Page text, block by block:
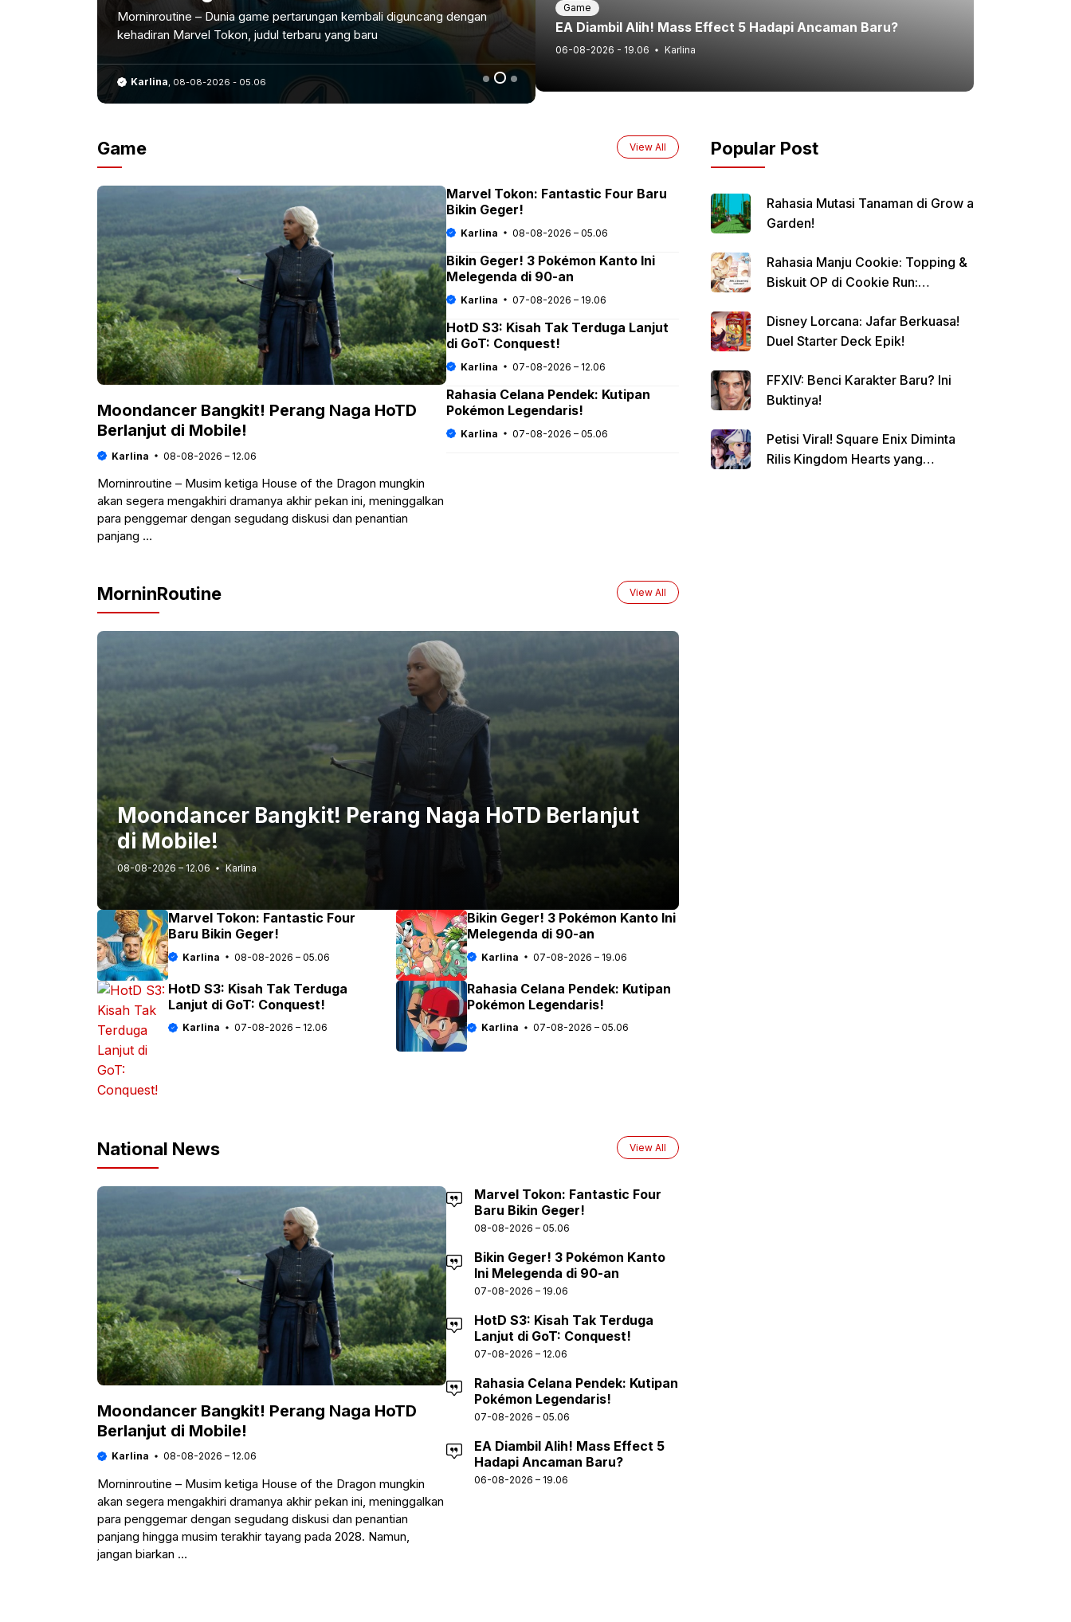
game pertarungan kembali diguncang dengan
Tokon, judul terbaru yang baru
Morninroutine – Austin King, seorang editor senior gaming di
esportivonews.com yang telah lama menyelami dunia
07-08-2026 - 19.06
mengakhiri dramanya akhir pekan
Game
EA Diambil Alih! Mass Effect 5 Hadapi Ancaman Baru?
06-08-2026 - 19.06 Karlina
Game View All
Moondancer Bangkit! Perang Naga HoTD
Berlanjut di Mobile!
Karlina 08-08-2026 – 12.06
Morninroutine – Musim ketiga House of the Dragon mungkin
akan segera mengakhiri dramanya akhir pekan ini, meninggalkan
para penggemar dengan segudang diskusi dan penantian
panjang …
Marvel Tokon: Fantastic Four Baru
Bikin Geger!
Karlina 08-08-2026 – 05.06
Bikin Geger! 3 Pokémon Kanto Ini
Melegenda di 90-an
Karlina 07-08-2026 – 19.06
HotD S3: Kisah Tak Terduga Lanjut
di GoT: Conquest!
Karlina 07-08-2026 – 12.06
Rahasia Celana Pendek: Kutipan
Pokémon Legendaris!
Karlina 07-08-2026 – 05.06
MorninRoutine View All
Moondancer Bangkit! Perang Naga HoTD Berlanjut
di Mobile!
08-08-2026 – 12.06 Karlina
Marvel Tokon: Fantastic Four
Baru Bikin Geger!
Karlina 08-08-2026 – 05.06
Bikin Geger! 3 Pokémon Kanto Ini
Melegenda di 90-an
Karlina 07-08-2026 – 19.06
HotD S3: Kisah Tak Terduga
Lanjut di GoT: Conquest!
Karlina 07-08-2026 – 12.06
Rahasia Celana Pendek: Kutipan
Pokémon Legendaris!
Karlina 07-08-2026 – 05.06
National News View All
Moondancer Bangkit! Perang Naga HoTD
Berlanjut di Mobile!
Karlina 08-08-2026 – 12.06
Morninroutine – Musim ketiga House of the Dragon mungkin
akan segera mengakhiri dramanya akhir pekan ini, meninggalkan
para penggemar dengan segudang diskusi dan penantian
panjang hingga musim terakhir tayang pada 2028. Namun,
jangan biarkan …
Marvel Tokon: Fantastic Four
Baru Bikin Geger!
08-08-2026 – 05.06
Bikin Geger! 3 Pokémon Kanto
Ini Melegenda di 90-an
07-08-2026 – 19.06
HotD S3: Kisah Tak Terduga
Lanjut di GoT: Conquest!
07-08-2026 – 12.06
Rahasia Celana Pendek: Kutipan
Pokémon Legendaris!
07-08-2026 – 05.06
EA Diambil Alih! Mass Effect 5
Hadapi Ancaman Baru?
06-08-2026 – 19.06
Popular Post
Rahasia Mutasi Tanaman di Grow a
Garden!
Rahasia Manju Cookie: Topping &
Biskuit OP di Cookie Run:
Disney Lorcana: Jafar Berkuasa!
Duel Starter Deck Epik!
FFXIV: Benci Karakter Baru? Ini
Buktinya!
Petisi Viral! Square Enix Diminta
Rilis Kingdom Hearts yang